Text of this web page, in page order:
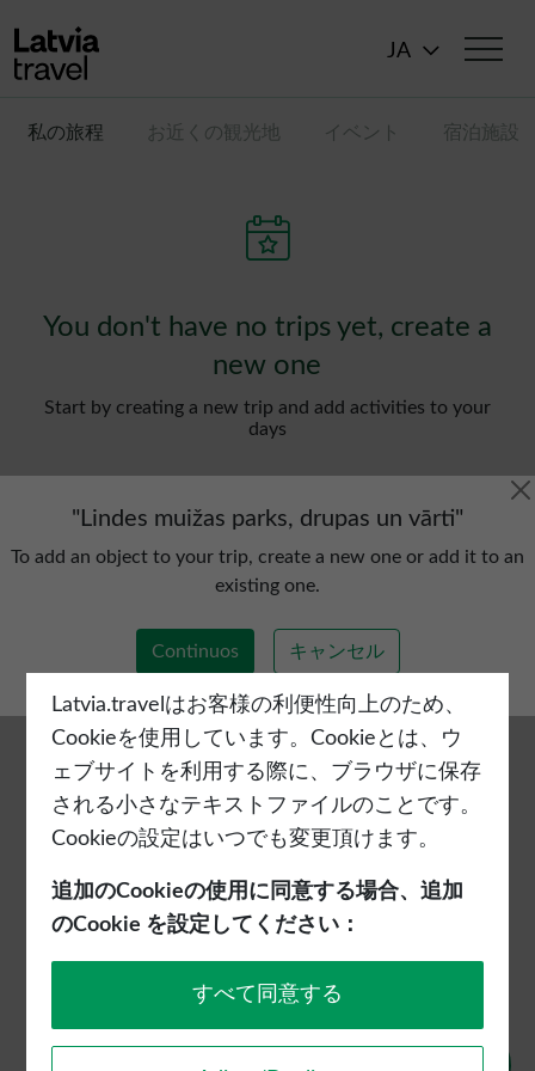
JA
私の旅程 お近くの観光地 イベント 宿泊施設
You don't have no trips yet, create a
new one
Start by creating a new trip and add activities to your
days
新しい旅程を追加する
" Lindes muižas parks, drupas un vārti"
To add an object to your trip, create a new one or add it to an
existing one.
Continuos キャンセル
Latvia.travelはお客様の利便性向上のため、
Cookieを使用しています。Cookieとは、ウ
ェブサイトを利用する際に、ブラウザに保存
される小さなテキストファイルのことです。
Cookieの設定はいつでも変更頂けます。
追加のCookieの使用に同意する場合、追加
のCookie を設定してください：
すべて同意する